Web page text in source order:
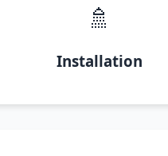
🚿
Installation